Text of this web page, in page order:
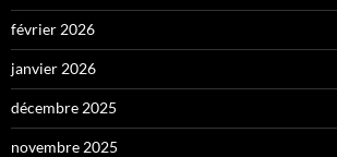
février 2026
janvier 2026
décembre 2025
novembre 2025